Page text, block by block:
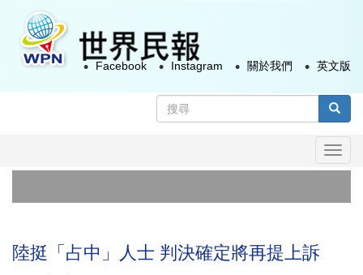
容
搜
尋
Facebook Instagram 關於我們 英文版
陸挺「占中」人士 判決確定將再提上訴